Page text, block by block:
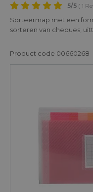
5/5 ( 1
Sorteermap met een
sorteren van cheques,
Product code 00660268